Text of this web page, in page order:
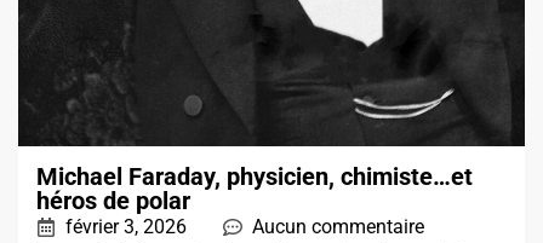
Michael Faraday, physicien, chimiste…et
héros de polar
février 3, 2026 Aucun commentaire